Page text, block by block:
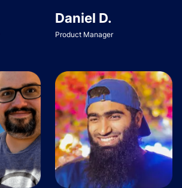
Daniel D.
Product Manager